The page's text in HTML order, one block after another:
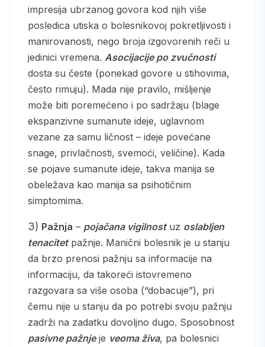
impresija ubrzanog govora kod njih više
posledica utiska o bolesnikovoj pokretljivosti i
manirovanosti, nego broja izgovorenih reči u
jedinici vremena. Asocijacije po zvučnosti
dosta su česte (ponekad govore u stihovima,
često rimuju). Mada nije pravilo, mišljenje
može biti poremećeno i po sadržaju (blage
ekspanzivne sumanute ideje, uglavnom
vezane za samu ličnost – ideje povećane
snage, privlačnosti, svemoći, veličine). Kada
se pojave sumanute ideje, takva manija se
obeležava kao manija sa psihotičnim
simptomima.
Pažnja – pojačana vigilnostuz oslabljen
tenacitetpažnje. Manični bolesnik je u stanju
da brzo prenosi pažnju sa informacije na
informaciju, da takoreći istovremeno
razgovara sa više osoba (“dobacuje”), pri
čemu nije u stanju da po potrebi svoju pažnju
zadrži na zadatku dovoljno dugo. Sposobnost
pasivne pažnjeje veoma živa, pa bolesnici